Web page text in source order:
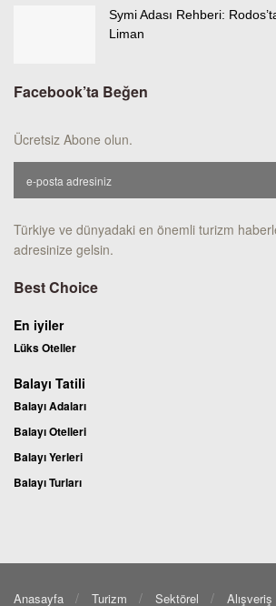
Symi Adası Rehberi:
Liman
Facebook’ta Beğen
Ücretsiz Abone olun.
Türkiye ve dünyadaki en önemli turizm
adresinize gelsin.
Best Choice
En iyiler
Lüks Oteller
Balayı Tatili
Balayı Adaları
Balayı Otelleri
Balayı Yerleri
Balayı Turları
Anasayfa Turizm Sektörel Alışveriş